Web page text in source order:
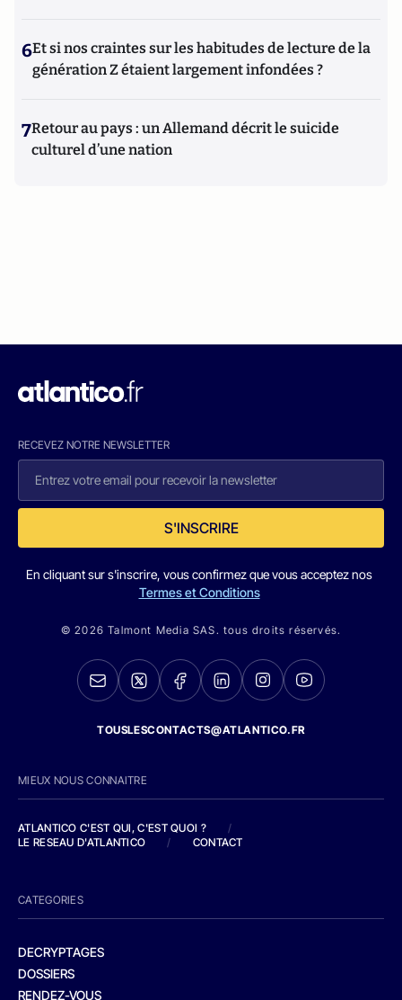
6Et si nos craintes sur les habitudes de lecture de la
génération Z étaient largement infondées ?
7Retour au pays : un Allemand décrit le suicide
culturel d’une nation
RECEVEZ NOTRE NEWSLETTER
S'INSCRIRE
En cliquant sur s'inscrire, vous confirmez que vous acceptez nos
Termes et Conditions
© 2026 Talmont Media SAS. tous droits réservés.
TOUSLESCONTACTS@ATLANTICO.FR
MIEUX NOUS CONNAITRE
ATLANTICO C'EST QUI, C'EST QUOI ?
/
LE RESEAU D'ATLANTICO
/ CONTACT
CATEGORIES
DECRYPTAGES
DOSSIERS
RENDEZ-VOUS